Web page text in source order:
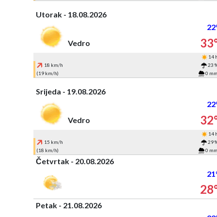
Utorak - 18.08.2026
Vedro
14 h
18 km/h
23
(19 km/h)
0 mm
Srijeda - 19.08.2026
Vedro
14 h
15 km/h
29
(18 km/h)
0 mm
Četvrtak - 20.08.2026
Petak - 21.08.2026